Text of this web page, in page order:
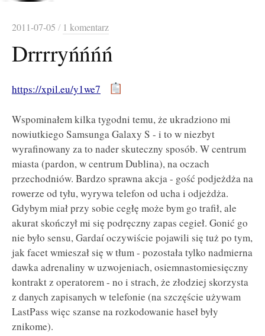
2011-07-05 / 1 komentarz
Drrrryńńńń
https://xpil.eu/y1we7
Wspominałem kilka tygodni temu, że ukradziono mi
nowiutkiego Samsunga Galaxy S - i to w niezbyt
wyrafinowany za to nader skuteczny sposób. W centrum
miasta (pardon, w centrum Dublina), na oczach
przechodniów. Bardzo sprawna akcja - gość podjeżdża na
rowerze od tyłu, wyrywa telefon od ucha i odjeżdża.
Gdybym miał przy sobie cegłę może bym go trafił, ale
akurat skończył mi się podręczny zapas cegieł. Gonić go
nie było sensu, Gardaí oczywiście pojawili się tuż po tym,
jak facet wmieszał się w tłum - pozostała tylko nadmierna
dawka adrenaliny w uzwojeniach, osiemnastomiesięczny
kontrakt z operatorem - no i strach, że złodziej skorzysta
z danych zapisanych w telefonie (na szczęście używam
LastPass więc szanse na rozkodowanie haseł były
znikome).